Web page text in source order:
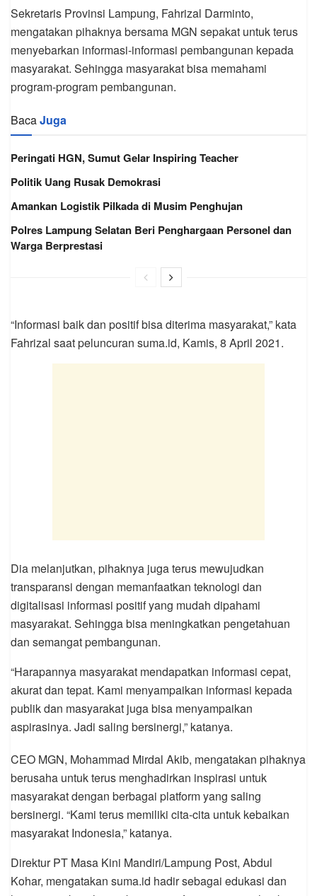
Sekretaris Provinsi Lampung, Fahrizal Darminto,
mengatakan pihaknya bersama MGN sepakat untuk terus
menyebarkan informasi-informasi pembangunan kepada
masyarakat. Sehingga masyarakat bisa memahami
program-program pembangunan.
BacaJuga
Peringati HGN, Sumut Gelar Inspiring Teacher
Politik Uang Rusak Demokrasi
Amankan Logistik Pilkada di Musim Penghujan
Polres Lampung Selatan Beri Penghargaan Personel dan
Warga Berprestasi
“Informasi baik dan positif bisa diterima masyarakat,” kata
Fahrizal saat peluncuran suma.id, Kamis, 8 April 2021.
Dia melanjutkan, pihaknya juga terus mewujudkan
transparansi dengan memanfaatkan teknologi dan
digitalisasi informasi positif yang mudah dipahami
masyarakat. Sehingga bisa meningkatkan pengetahuan
dan semangat pembangunan.
“Harapannya masyarakat mendapatkan informasi cepat,
akurat dan tepat. Kami menyampaikan informasi kepada
publik dan masyarakat juga bisa menyampaikan
aspirasinya. Jadi saling bersinergi,” katanya.
CEO MGN, Mohammad Mirdal Akib, mengatakan pihaknya
berusaha untuk terus menghadirkan inspirasi untuk
masyarakat dengan berbagai platform yang saling
bersinergi. “Kami terus memiliki cita-cita untuk kebaikan
masyarakat Indonesia,” katanya.
Direktur PT Masa Kini Mandiri/Lampung Post, Abdul
Kohar, mengatakan suma.id hadir sebagai edukasi dan